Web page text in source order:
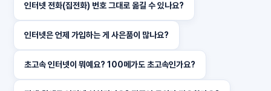
인터넷 전화(집전화) 번호 그대로 옮길 수 있나요?
인터넷은 언제 가입하는 게 사은품이 많나요?
초고속 인터넷이 뭐예요? 100메가도 초고속인가요?